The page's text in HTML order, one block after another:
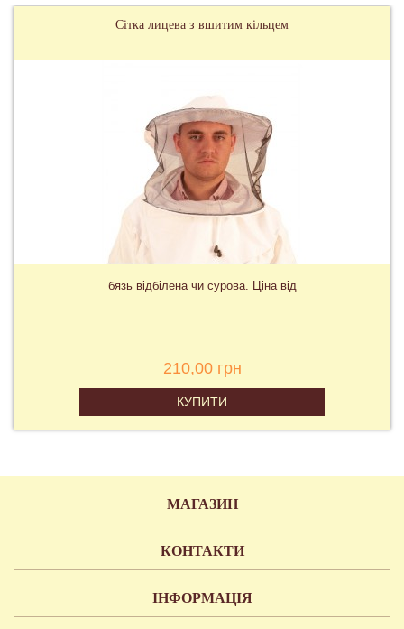
Сітка лицева з вшитим кільцем
бязь відбілена чи сурова. Ціна від
210,00 грн
КУПИТИ
МАГАЗИН
КОНТАКТИ
ІНФОРМАЦІЯ